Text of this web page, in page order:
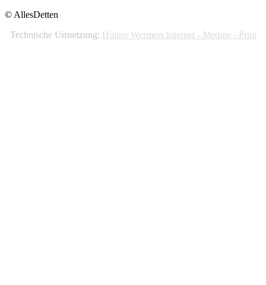
© AllesDetten
Technische Umsetzung: Holger Wermers Internet - Medien - Print